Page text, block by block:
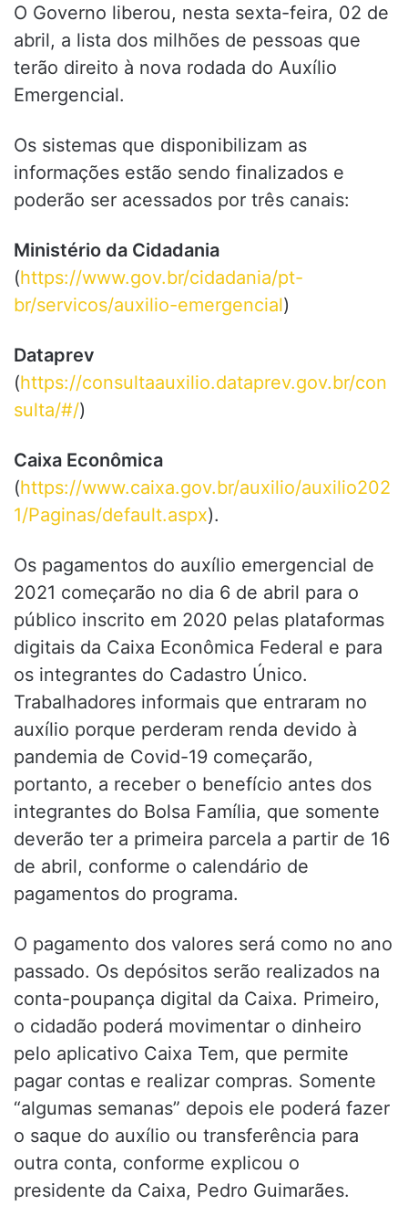
O Governo liberou, nesta sexta-feira, 02 de
abril, a lista dos milhões de pessoas que
terão direito à nova rodada do Auxílio
Emergencial.
Os sistemas que disponibilizam as
informações estão sendo finalizados e
poderão ser acessados por três canais:
Ministério da Cidadania
(https://www.gov.br/cidadania/pt-
br/servicos/auxilio-emergencial)
Dataprev
(https://consultaauxilio.dataprev.gov.br/con
sulta/#/)
Caixa Econômica
(https://www.caixa.gov.br/auxilio/auxilio202
1/Paginas/default.aspx).
Os pagamentos do auxílio emergencial de
2021 começarão no dia 6 de abril para o
público inscrito em 2020 pelas plataformas
digitais da Caixa Econômica Federal e para
os integrantes do Cadastro Único.
Trabalhadores informais que entraram no
auxílio porque perderam renda devido à
pandemia de Covid-19 começarão,
portanto, a receber o benefício antes dos
integrantes do Bolsa Família, que somente
deverão ter a primeira parcela a partir de 16
de abril, conforme o calendário de
pagamentos do programa.
O pagamento dos valores será como no ano
passado. Os depósitos serão realizados na
conta-poupança digital da Caixa. Primeiro,
o cidadão poderá movimentar o dinheiro
pelo aplicativo Caixa Tem, que permite
pagar contas e realizar compras. Somente
“algumas semanas” depois ele poderá fazer
o saque do auxílio ou transferência para
outra conta, conforme explicou o
presidente da Caixa, Pedro Guimarães.